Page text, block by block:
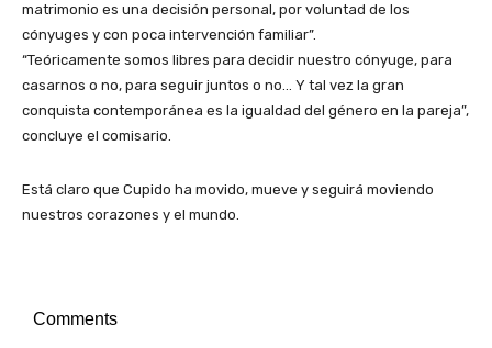
matrimonio es una decisión personal, por voluntad de los
cónyuges y con poca intervención familiar”.
“Teóricamente somos libres para decidir nuestro cónyuge, para
casarnos o no, para seguir juntos o no… Y tal vez la gran
conquista contemporánea es la igualdad del género en la pareja”,
concluye el comisario.
Está claro que Cupido ha movido, mueve y seguirá moviendo
nuestros corazones y el mundo.
Comments